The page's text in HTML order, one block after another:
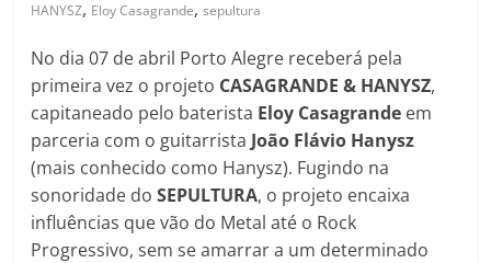
HANYSZ, Eloy Casagrande,sepultura
No dia 07 de abril Porto Alegre receberá pela
primeira vez o projeto CASAGRANDE & HANYSZ,
capitaneado pelo baterista Eloy Casagrande em
parceria com o guitarrista João Flávio Hanysz
(mais conhecido como Hanysz). Fugindo na
sonoridade doSEPULTURA, o projeto encaixa
influências que vão do Metal até o Rock
Progressivo, sem se amarrar a um determinado